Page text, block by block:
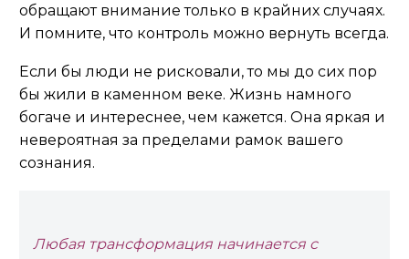
обращают внимание только в крайних случаях.
И помните, что контроль можно вернуть всегда.
Если бы люди не рисковали, то мы до сих пор
бы жили в каменном веке. Жизнь намного
богаче и интереснее, чем кажется. Она яркая и
невероятная за пределами рамок вашего
сознания.
Любая трансформация начинается с